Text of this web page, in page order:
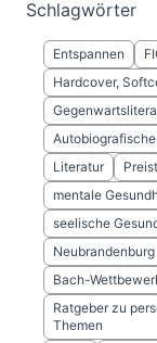
Schlagwörter
Entspannen
Hardcover,
Literatur
mentale
seelische
Neubrandenburg
Bach-
Ratgeber zu
Themen